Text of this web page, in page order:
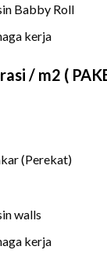
Babby Roll
kerja
/ m2 (
(Perekat)
walls
kerja